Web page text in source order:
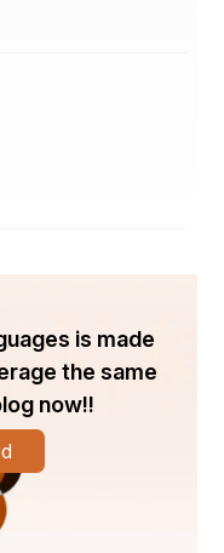
is made
the same
now!!